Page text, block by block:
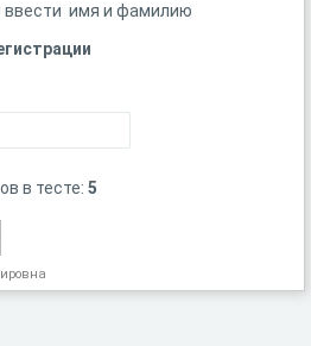
имя и фамилию
в тесте: 5